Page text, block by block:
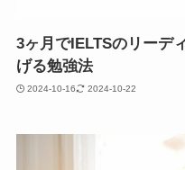
3ヶ月でIELTSのリーデ
げる勉強法
2024-10-16 2024-10-22